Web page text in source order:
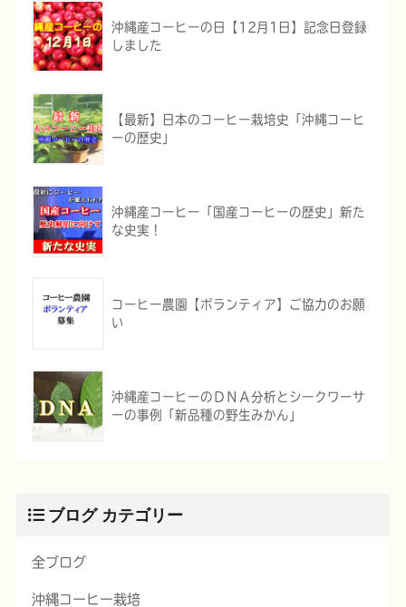
沖縄産コーヒーの日【12月1日】記念日登録
しました
【最新】日本のコーヒー栽培史「沖縄コーヒ
ーの歴史」
沖縄産コーヒー「国産コーヒーの歴史」新た
な史実！
コーヒー農園【ボランティア】ご協力のお願
い
沖縄産コーヒーのＤＮＡ分析とシークワーサ
ーの事例「新品種の野生みかん」
ブログ カテゴリー
全ブログ
沖縄コーヒー栽培